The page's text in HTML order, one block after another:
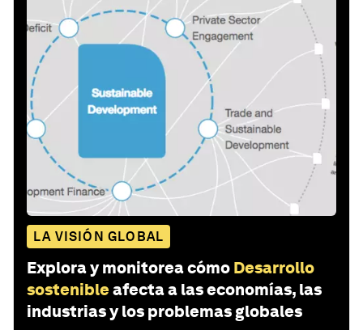
LA VISIÓN GLOBAL
Explora y monitorea cómo Desarrollo
sostenible afecta a las economías, las
industrias y los problemas globales